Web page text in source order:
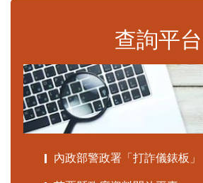
查詢平台
內政部警政署「打詐儀錶板」